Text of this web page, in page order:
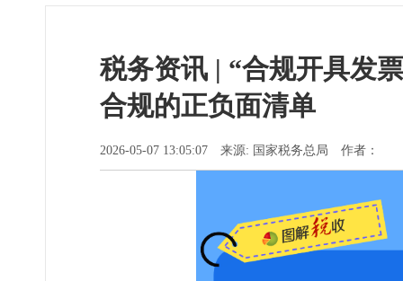
税务资讯 | “合规开具发
合规的正负面清单
2026-05-07 13:05:07 来源: 国家税务总局 作者：